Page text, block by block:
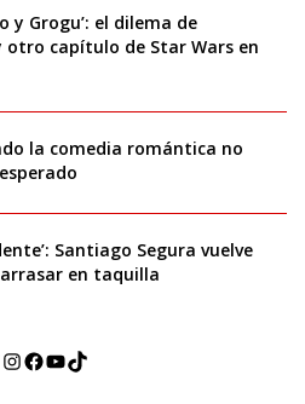
y Grogu’: el dilema de
capítulo de Star Wars en
la comedia romántica no
Santiago Segura vuelve
en taquilla
Instagram
Facebook
YouTube
TikTok